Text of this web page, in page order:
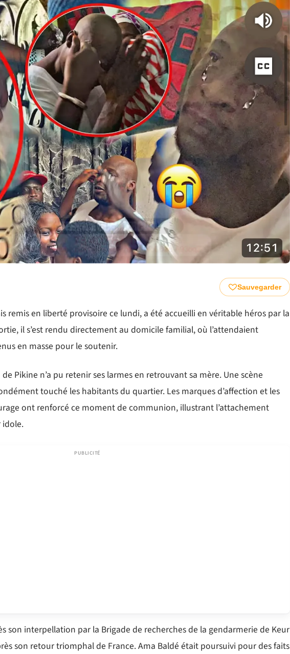
Sauvegarder
remis en liberté provisoire ce lundi, a été accueilli en véritable héros par la
il s’est rendu directement au domicile familial, où l’attendaient
en masse pour le soutenir.
Pikine n’a pu retenir ses larmes en retrouvant sa mère. Une scène
touché les habitants du quartier. Les marques d’affection et les
ont renforcé ce moment de communion, illustrant l’attachement
idole.
son interpellation par la Brigade de recherches de la gendarmerie de Keur
son retour triomphal de France. Ama Baldé était poursuivi pour des faits